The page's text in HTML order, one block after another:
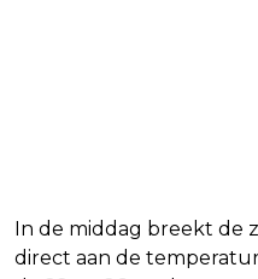
In de middag breekt de
direct aan de